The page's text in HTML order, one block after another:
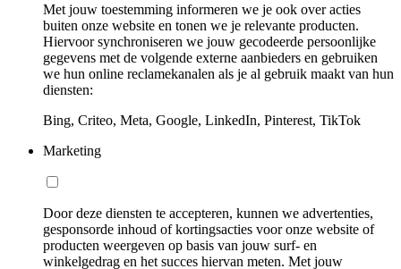
Met jouw toestemming informeren we je ook over acties
buiten onze website en tonen we je relevante producten.
Hiervoor synchroniseren we jouw gecodeerde persoonlijke
gegevens met de volgende externe aanbieders en gebruiken
we hun online reclamekanalen als je al gebruik maakt van hun
diensten:
Bing, Criteo, Meta, Google, LinkedIn, Pinterest, TikTok
Marketing
Door deze diensten te accepteren, kunnen we advertenties,
gesponsorde inhoud of kortingsacties voor onze website of
producten weergeven op basis van jouw surf- en
winkelgedrag en het succes hiervan meten. Met jouw